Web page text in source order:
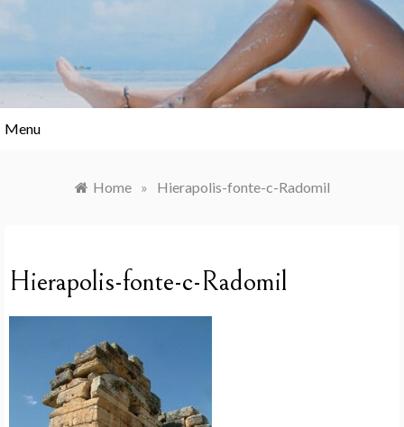
Menu
Home » Hierapolis-fonte-c-Radomil
Hierapolis-fonte-c-Radomil